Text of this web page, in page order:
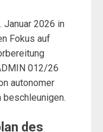
Januar 2026 in
Fokus auf
012/26
autonomer
beschleunigen.
des